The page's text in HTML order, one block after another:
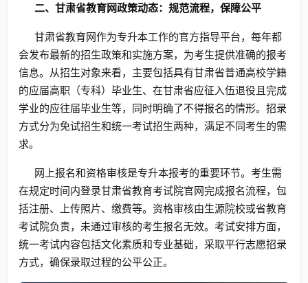
二、甘肃省教育网政策动态：规范流程，保障公平
甘肃省教育网作为专升本工作的官方指导平台，每年都
会发布最新的招生政策和实施方案，为考生提供准确的报考
信息。从招生对象来看，主要包括具有甘肃省普通高校学籍
的应届高职（专科）毕业生、在甘肃省应征入伍退役且完成
学业的应往届毕业生等，同时明确了不得报名的情形。招录
方式分为免试招生和统一考试招生两种，满足不同考生的需
求。
网上报名和资格审核是专升本报考的重要环节。考生需
在规定时间内登录甘肃省教育考试院官网完成报名流程，包
括注册、上传照片、缴费等。资格审核由生源院校或省教育
考试院负责，未通过审核的考生报名无效。考试安排方面，
统一考试内容包括文化素质和专业基础，采取平行志愿招录
方式，确保录取过程的公平公正。